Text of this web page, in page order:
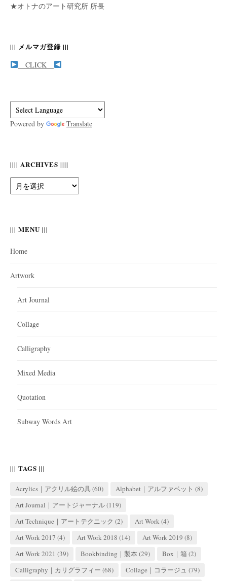
★オトナのアート研究所 所長
||| メルマガ登録 |||
CLICK
Powered by Translate
|||| ARCHIVES ||||
Archives
||| MENU |||
Home
Artwork
Art Journal
Collage
Calligraphy
Mixed Media
Quotation
Subway Words Art
||| TAGS |||
Acrylics｜アクリル絵の具(60) Alphabet｜アルファベット (8)
Art Journal｜アートジャーナル(119)
Art Technique｜アートテクニック (2) Art Work(4)
Art Work 2017 (4) Art Work 2018 (14) Art Work 2019 (8)
Art Work 2021 (39) Bookbinding｜製本 (29) Box｜箱 (2)
Calligraphy｜カリグラフィー (68) Collage｜コラージュ (79)